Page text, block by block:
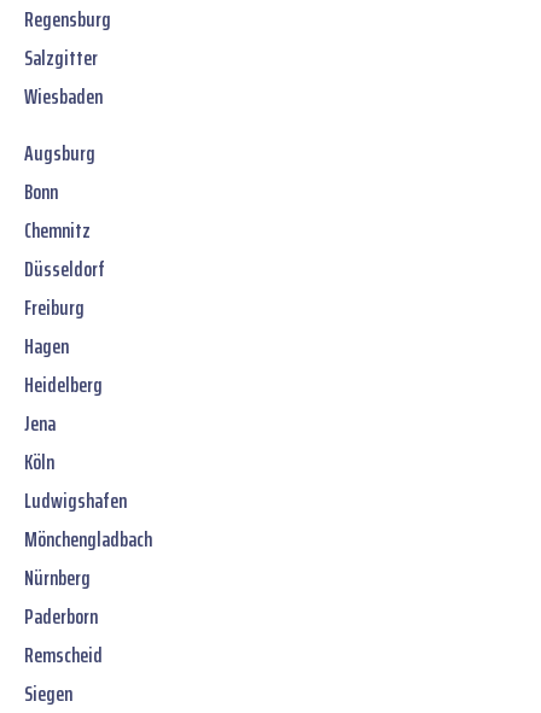
Regensburg
Salzgitter
Wiesbaden
Augsburg
Bonn
Chemnitz
Düsseldorf
Freiburg
Hagen
Heidelberg
Jena
Köln
Ludwigshafen
Mönchengladbach
Nürnberg
Paderborn
Remscheid
Siegen